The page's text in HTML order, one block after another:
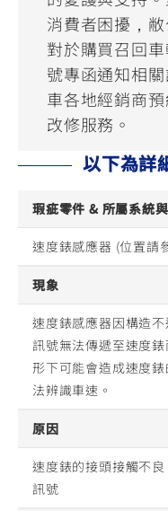
YZF-R7
550+
YZF-R3
YZF-R15
150
XMAX
251~549
NMAX
AUGUR
150
X
125
150
125
消費者困擾，
對於購買召回
號專函通知相
車各地經銷商
改修服務。
以下為詳
瑕疵零件 & 所屬系統
速度錶感應器 (位置請
現象
速度錶感應器因構造
訊號無法傳遞至速度
形下可能會造成速度
法辨識車速。
原因
速度錶的接頭接觸不
訊號